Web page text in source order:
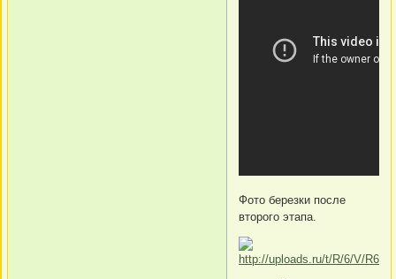
Фото березки после
второго этапа.